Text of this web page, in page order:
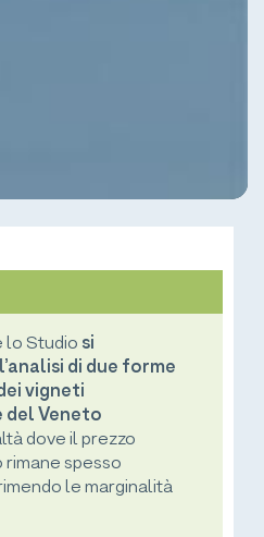
lo Studio si
di due forme
vigneti
Veneto
dove il prezzo
rimane spesso
le marginalità